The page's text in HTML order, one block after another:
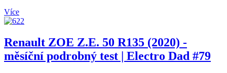
Více
Renault ZOE Z.E. 50 R135 (2020) -
měsíční podrobný test | Electro Dad #79